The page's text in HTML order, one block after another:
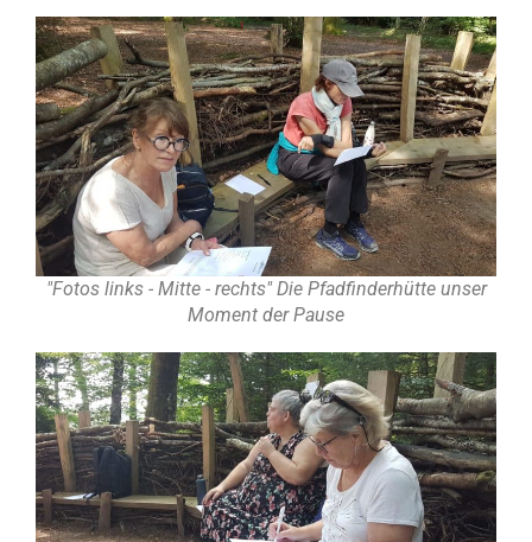
"Fotos links - Mitte - rechts" Die Pfadfinderhütte unser
Moment der Pause